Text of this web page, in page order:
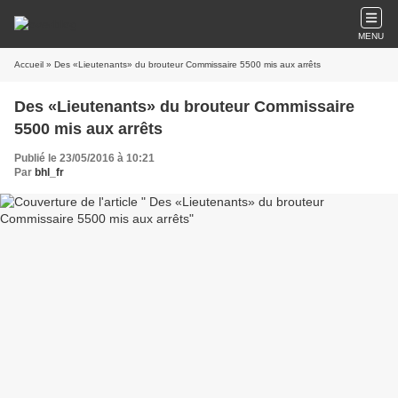
MENU
Accueil » Des «Lieutenants» du brouteur Commissaire 5500 mis aux arrêts
Des «Lieutenants» du brouteur Commissaire
5500 mis aux arrêts
Publié le 23/05/2016 à 10:21
Par bhl_fr